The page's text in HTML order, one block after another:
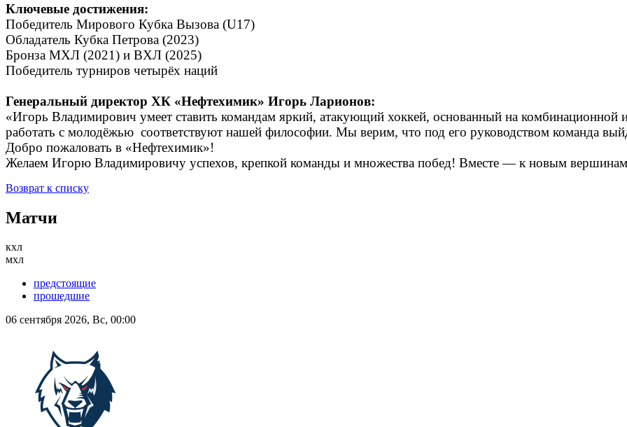
Ключевые достижения:
Победитель Мирового Кубка Вызова (U17)
Обладатель Кубка Петрова (2023)
Бронза МХЛ (2021) и ВХЛ (2025)
Победитель турниров четырёх наций
Генеральный директор ХК «Нефтехимик» Игорь Ларионов:
«Игорь Владимирович умеет ставить командам яркий, атакующий хоккей, основанный на комбинационной
работать с молодёжью соответствуют нашей философии. Мы верим, что под его руководством команда
Добро пожаловать в «Нефтехимик»!
Желаем Игорю Владимировичу успехов, крепкой команды и множества побед! Вместе — к новым
Возврат к списку
Матчи
кхл
мхл
предстоящие
прошедшие
06 сентября 2026, Вс, 00:00